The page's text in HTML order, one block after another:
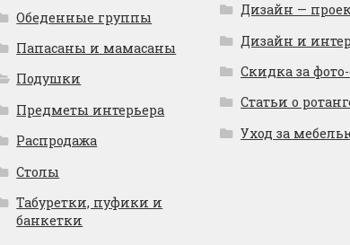
Обеденные группы
Папасаны и мамасаны
Подушки
Предметы интерьера
Распродажа
Столы
Табуретки, пуфики и
банкетки
Дизайн —
Дизайн и
Скидка за
Статьи о
Уход за